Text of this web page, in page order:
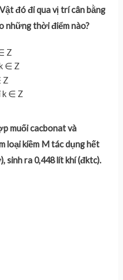
đó đi qua vị trí cân bằng
những thời điểm nào?
Z
∈ Z
Z
k ∈ Z
muối cacbonat và
loại kiềm M tác dụng hết
sinh ra 0,448 lít khí (đktc).